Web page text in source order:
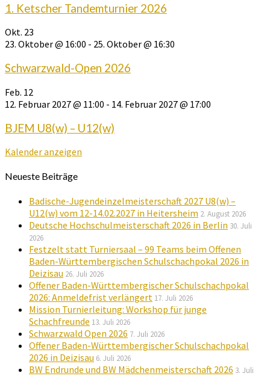
1. Ketscher Tandemturnier 2026
Okt. 23
23. Oktober @ 16:00 - 25. Oktober @ 16:30
Schwarzwald-Open 2026
Feb. 12
12. Februar 2027 @ 11:00 - 14. Februar 2027 @ 17:00
BJEM U8(w) – U12(w)
Kalender anzeigen
Neueste Beiträge
Badische-Jugendeinzelmeisterschaft 2027 U8(w) –
U12(w) vom 12-14.02.2027 in Heitersheim 2. August 2026
Deutsche Hochschulmeisterschaft 2026 in Berlin 30. Juli
2026
Festzelt statt Turniersaal – 99 Teams beim Offenen
Baden-Württembergischen Schulschachpokal 2026 in
Deizisau 26. Juli 2026
Offener Baden-Württembergischer Schulschachpokal
2026: Anmeldefrist verlängert 17. Juli 2026
Mission Turnierleitung: Workshop für junge
Schachfreunde 13. Juli 2026
Schwarzwald Open 2026 7. Juli 2026
Offener Baden-Württembergischer Schulschachpokal
2026 in Deizisau 6. Juli 2026
BW Endrunde und BW Mädchenmeisterschaft 2026 3. Juli